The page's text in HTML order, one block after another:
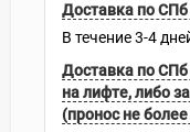
Доставка по СПб
В течение3-4
Доставка по
на лифте, либо
(пронос не